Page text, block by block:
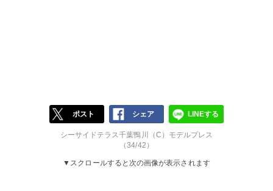
ポスト シェア LINEする
シーサイドテラス千葉鴨川（C）モデルプレス
（34/42）
▼スクロールすると次の画像が表示されます